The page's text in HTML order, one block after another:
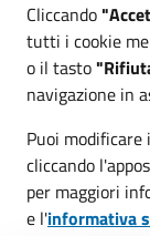
Cliccando
tutti i cookie
o il tasto
navigazione in
Puoi
cliccando
per maggiori
e l'informativa